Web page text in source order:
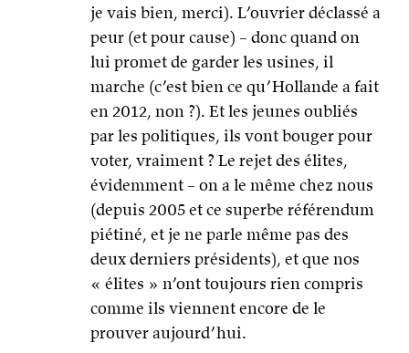
je vais bien, merci). L’ouvrier déclassé a
peur (et pour cause) – donc quand on
lui promet de garder les usines, il
marche (c’est bien ce qu’Hollande a fait
en 2012, non ?). Et les jeunes oubliés
par les politiques, ils vont bouger pour
voter, vraiment ? Le rejet des élites,
évidemment – on a le même chez nous
(depuis 2005 et ce superbe référendum
piétiné, et je ne parle même pas des
deux derniers présidents), et que nos
« élites » n’ont toujours rien compris
comme ils viennent encore de le
prouver aujourd’hui.